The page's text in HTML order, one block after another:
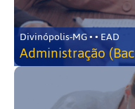
Divinópolis-MG • • EAD
Administração